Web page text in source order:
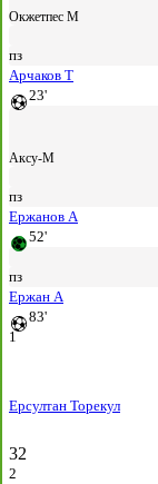
Окжетпес М
пз
Арчаков Т
23'
Аксу-М
пз
Ержанов А
52'
пз
Ержан А
83'
1
Ерсултан Торекул
32
2